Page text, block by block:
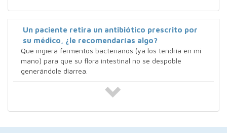
Un paciente retira un antibiótico prescrito por
su médico, ¿le recomendarías algo?
Que ingiera fermentos bacterianos (ya los tendría en mi
mano) para que su flora intestinal no se despoble
generándole diarrea.